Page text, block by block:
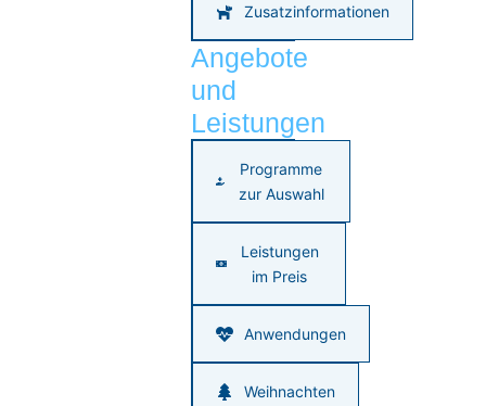
Zusatzinformationen
Angebote
und
Leistungen
Programme
zur Auswahl
Leistungen
im Preis
Anwendungen
Weihnachten